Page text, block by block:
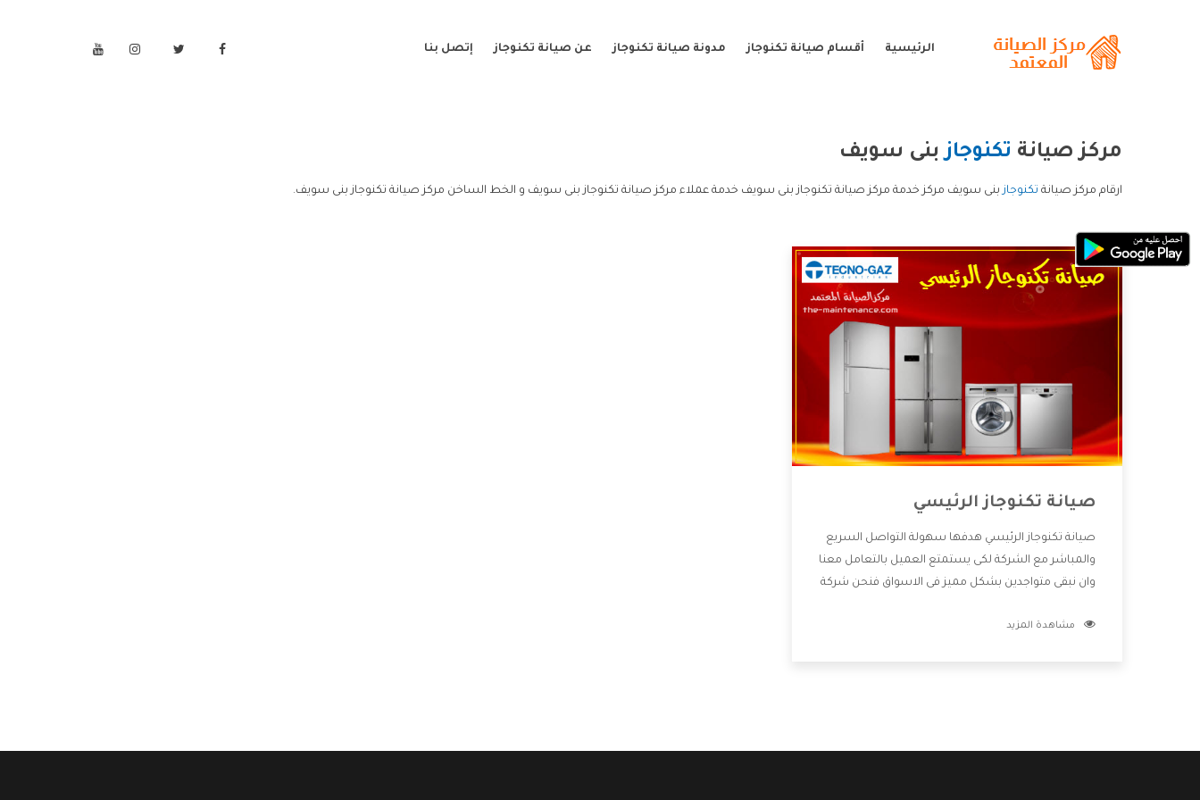
الرئيسية أقسام صيانة تكنوجاز مدونة صيانة تكنوجاز عن صيانة تكنوجاز إتصل بنا
مركز صيانة تكنوجازبنى سويف
ارقام مركز صيانة تكنوجازبنى سويف مركز خدمة مركز صيانة تكنوجاز بنى سويف خدمة عملاء مركز صيانة تكنوجاز بنى سويف و الخط الساخن مركز صيانة تكنوجاز بنى سويف.
صيانة تكنوجاز الرئيسي
صيانة تكنوجاز الرئيسي هدفها سهولة التواصل السريع
والمباشر مع الشركة لكى يستمتع العميل بالتعامل معنا
وان نبقى متواجدين بشكل مميز فى الاسواق فنحن شركة
بالخدمات التى تنفرد الشركة بها والتى تكون منها خدمة
مشاهدة المزيد